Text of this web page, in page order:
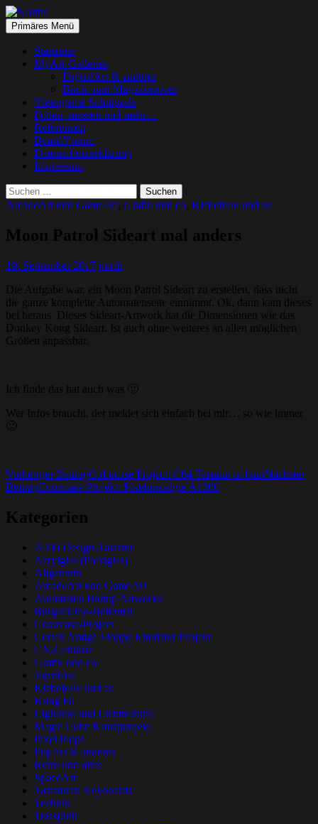
Norths
Suchen
Primäres Menü Springe
zum
Startseite
MyArt-Galleries
DigitalArt & anderes
Buch- und Magazincover
Videogame Schnipsels
Folien, messen und mehr…
Referenzen
Board/Forum
Datenschutzerklärung
Impressum
Suchen
nach:
ArcadeArt und GameArt Grafik und co Klebefolie und co
Moon Patrol Sideart mal anders
19. September 2017 north
Die Aufgabe war, ein Moon Patrol Sideart zu erstellen, dass nicht
die ganze komplette Automatenseite einnimmt. Ok, dann kam dieses
bei heraus. Dieses Sideart-Artwork hat die Dimensionen wie das
Donkey Kong Sideart. Ist auch ohne weiteres an allen möglichen
Größen anpassbar.
Ich finde das hat auch was 🙂
Wer Infos braucht, der meldet sich einfach bei mir… so wie immer
🙂
Beitrags-
Navigation
Vorheriger BeitragColorcase Project: C64 Tastatur in buntNächster
BeitragColorcase Projekt: Pixelnostalgie A1200
Kategorien
A400 Design-Tastatur
Acrylglas (Plexiglas)
Allgemein
ArcadeArt und GameArt
Automaten Bartop Artworks
BurgerTime-Hellomat
Colorcase-Project
Cortex Amiga Floppy Emulator Projekt
CX-Gehäuse
Grafik und co
Joysticks
Klebefolie und co
Kung Fu
Lightbox und Lichttechnik
Magic Cube Kunstprojekt
Pixel Plops
PopArt & anderes
Retro und altes
SpaceArt
Tastaturen Keyboards
Technik
Telespiele